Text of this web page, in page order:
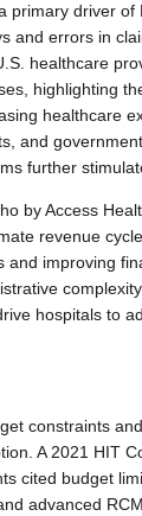
primary driver of
and errors in
healthcare
highlighting
healthcare
and
further
by Access
revenue
and improving
hospitals to
constraints
A 2021 HIT
cited budget
advanced